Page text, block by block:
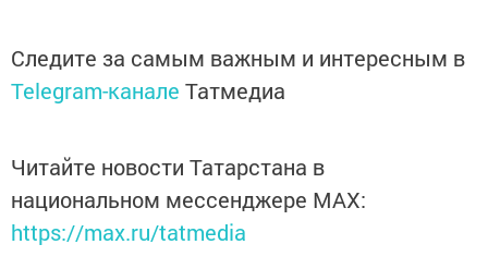
Следите за самым важным и интересным в
Telegram-канале Татмедиа
Читайте новости Татарстана в
национальном мессенджере MАХ:
https://max.ru/tatmedia